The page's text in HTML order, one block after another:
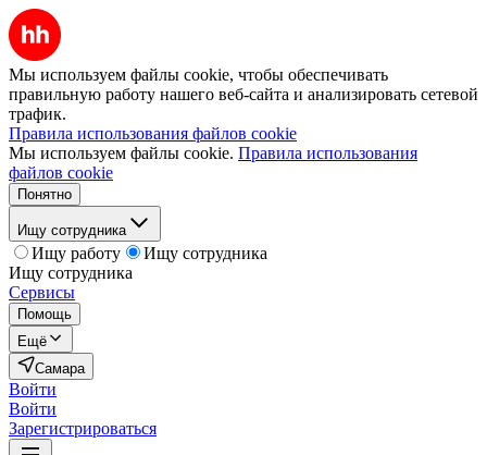
Мы используем файлы cookie, чтобы обеспечивать
правильную работу нашего веб-сайта и анализировать сетевой
трафик.
Правила использования файлов cookie
Мы используем файлы cookie. Правила использования
файлов cookie
Понятно
Ищу сотрудника
Ищу работу
Ищу сотрудника
Ищу сотрудника
Сервисы
Помощь
Ещё
Самара
Войти
Войти
Зарегистрироваться